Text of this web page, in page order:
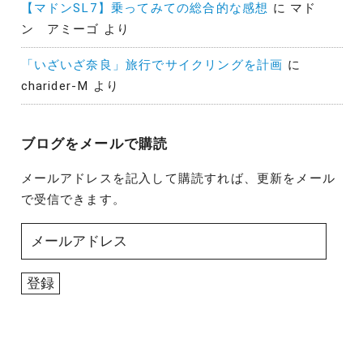
【マドンSL7】乗ってみての総合的な感想 に マド
ン アミーゴ より
「いざいざ奈良」旅行でサイクリングを計画 に
charider-M
より
ブログをメールで購読
メールアドレスを記入して購読すれば、更新をメール
で受信できます。
ル
ア
登録